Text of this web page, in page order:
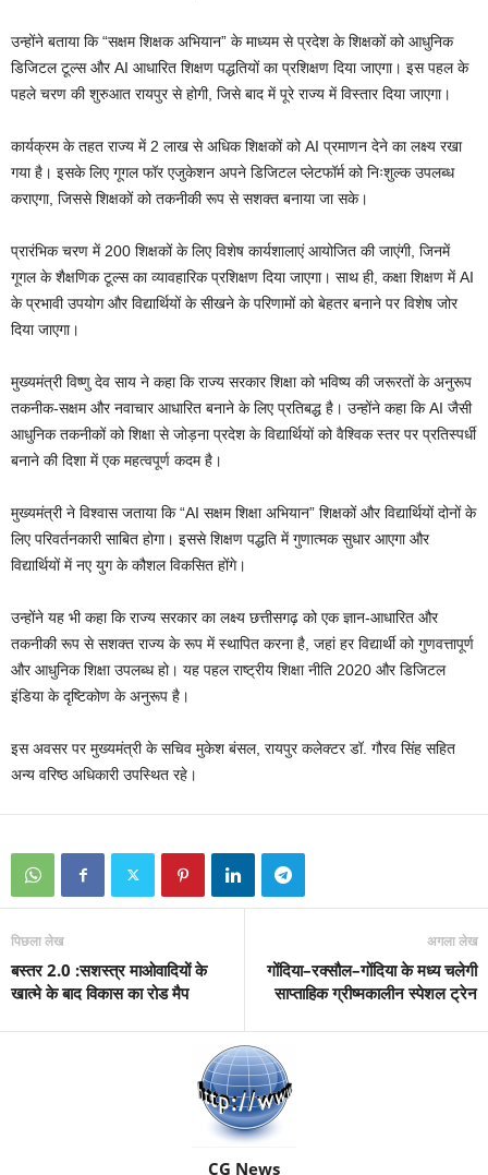
उन्होंने बताया कि “सक्षम शिक्षक अभियान” के माध्यम से प्रदेश के शिक्षकों को आधुनिक
डिजिटल टूल्स और AI आधारित शिक्षण पद्धतियों का प्रशिक्षण दिया जाएगा। इस पहल के
पहले चरण की शुरुआत रायपुर से होगी, जिसे बाद में पूरे राज्य में विस्तार दिया जाएगा।
कार्यक्रम के तहत राज्य में 2 लाख से अधिक शिक्षकों को AI प्रमाणन देने का लक्ष्य रखा
गया है। इसके लिए गूगल फॉर एजुकेशन अपने डिजिटल प्लेटफॉर्म को निःशुल्क उपलब्ध
कराएगा, जिससे शिक्षकों को तकनीकी रूप से सशक्त बनाया जा सके।
प्रारंभिक चरण में 200 शिक्षकों के लिए विशेष कार्यशालाएं आयोजित की जाएंगी, जिनमें
गूगल के शैक्षणिक टूल्स का व्यावहारिक प्रशिक्षण दिया जाएगा। साथ ही, कक्षा शिक्षण में AI
के प्रभावी उपयोग और विद्यार्थियों के सीखने के परिणामों को बेहतर बनाने पर विशेष जोर
दिया जाएगा।
मुख्यमंत्री विष्णु देव साय ने कहा कि राज्य सरकार शिक्षा को भविष्य की जरूरतों के अनुरूप
तकनीक-सक्षम और नवाचार आधारित बनाने के लिए प्रतिबद्ध है। उन्होंने कहा कि AI जैसी
आधुनिक तकनीकों को शिक्षा से जोड़ना प्रदेश के विद्यार्थियों को वैश्विक स्तर पर प्रतिस्पर्धी
बनाने की दिशा में एक महत्वपूर्ण कदम है।
मुख्यमंत्री ने विश्वास जताया कि “AI सक्षम शिक्षा अभियान” शिक्षकों और विद्यार्थियों दोनों के
लिए परिवर्तनकारी साबित होगा। इससे शिक्षण पद्धति में गुणात्मक सुधार आएगा और
विद्यार्थियों में नए युग के कौशल विकसित होंगे।
उन्होंने यह भी कहा कि राज्य सरकार का लक्ष्य छत्तीसगढ़ को एक ज्ञान-आधारित और
तकनीकी रूप से सशक्त राज्य के रूप में स्थापित करना है, जहां हर विद्यार्थी को गुणवत्तापूर्ण
और आधुनिक शिक्षा उपलब्ध हो। यह पहल राष्ट्रीय शिक्षा नीति 2020 और डिजिटल
इंडिया के दृष्टिकोण के अनुरूप है।
इस अवसर पर मुख्यमंत्री के सचिव मुकेश बंसल, रायपुर कलेक्टर डॉ. गौरव सिंह सहित
अन्य वरिष्ठ अधिकारी उपस्थित रहे।
पिछला लेख
बस्तर 2.0 :सशस्त्र माओवादियों के
खात्मे के बाद विकास का रोड मैप
अगला लेख
गोंदिया–रक्सौल–गोंदिया के मध्य चलेगी
साप्ताहिक ग्रीष्मकालीन स्पेशल ट्रेन
CG News